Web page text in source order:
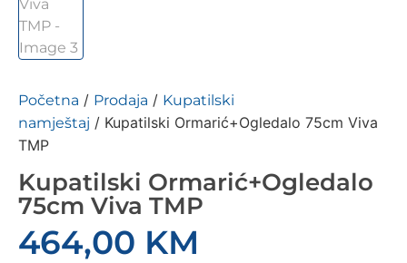
Početna / Prodaja / Kupatilski
namještaj / Kupatilski Ormarić+Ogledalo 75cm Viva
TMP
Kupatilski Ormarić+Ogledalo
75cm Viva TMP
464,00 KM